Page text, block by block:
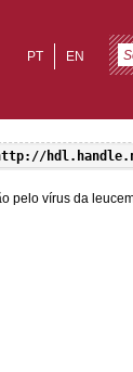
EN
PT
pelo vírus da